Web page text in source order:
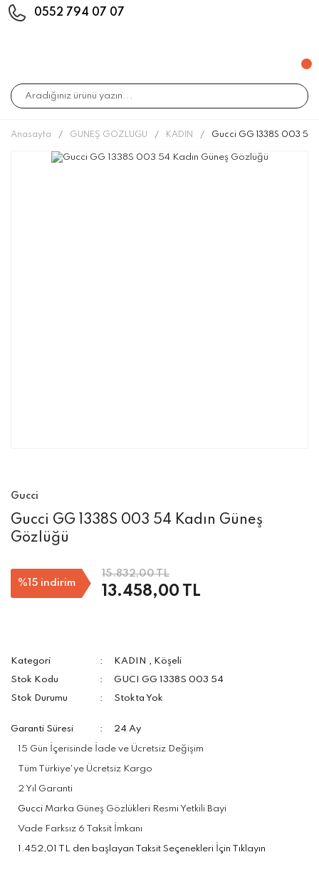
0552 794 07 07
Anasayfa GÜNEŞ GÖZLÜĞÜ KADIN Gucci GG 1338S 003 54
Gucci
Gucci GG 1338S 003 54 Kadın Güneş
Gözlüğü
%15 indirim
15.832,00 TL
13.458,00 TL
Kategori KADIN , Köşeli
Stok Kodu
GUCI GG 1338S 003 54
Stok Durumu
Stokta Yok
Garanti Süresi 24 Ay
15 Gün İçerisinde İade ve Ücretsiz Değişim
Tüm Türkiye'ye Ücretsiz Kargo
2 Yıl Garanti
Gucci Marka Güneş Gözlükleri Resmi Yetkili Bayi
Vade Farksız 6 Taksit İmkanı
1.452,01 TL den başlayan Taksit Seçenekleri İçin Tıklayın